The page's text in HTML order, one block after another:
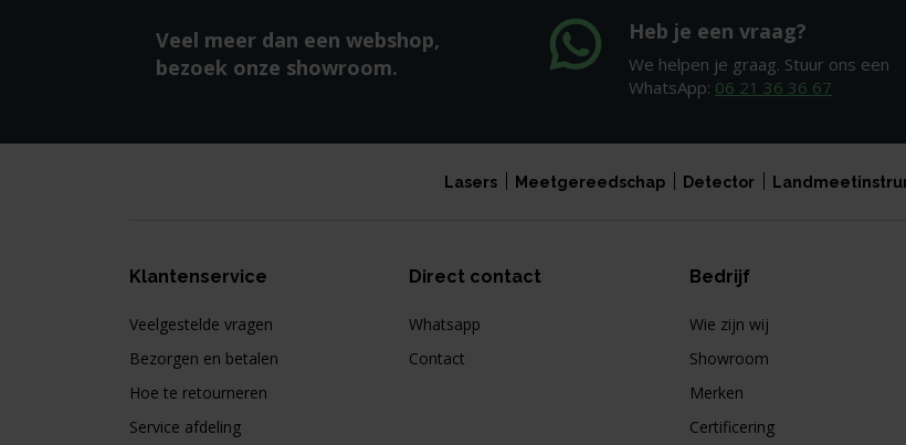
Veel meer dan een webshop,
bezoek onze showroom.
Heb je een vraag?
We helpen je graag. Stuur ons een
WhatsApp: 06 21 36 36 67
Lasers Meetgereedschap Detector
Klantenservice
Veelgestelde vragen
Bezorgen en betalen
Hoe te retourneren
Service afdeling
Direct contact
Whatsapp
Contact
Bedrijf
Wie zijn wij
Showroom
Merken
Certificering